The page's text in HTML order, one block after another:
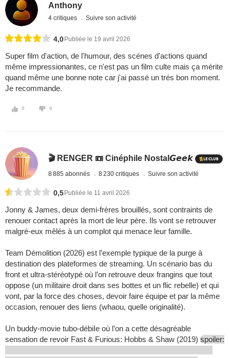
Anthony
4 critiques Suivre son activité
4,0 Publiée le 19 avril 2026
Super film d'action, de l'humour, des scénes d'actions quand
même impressionantes, ce n'est pas un film culte mais ça mérite
quand même une bonne note car j'ai passé un trés bon moment.
Je recommande.
0 0
🎬 RENGER 📼 Cinéphile Nostal𝙂𝙚𝙚𝙠
8 885 abonnés 8 230 critiques Suivre son activité
0,5 Publiée le 11 avril 2026
Jonny & James, deux demi-frères brouillés, sont contraints de
renouer contact après la mort de leur père. Ils vont se retrouver
malgré-eux mêlés à un complot qui menace leur famille.
Team Démolition (2026) est l’exemple typique de la purge à
destination des plateformes de streaming. Un scénario bas du
front et ultra-stéréotypé où l’on retrouve deux frangins que tout
oppose (un militaire droit dans ses bottes et un flic rebelle) et qui
vont, par la force des choses, devoir faire équipe et par la même
occasion, renouer des liens (whaou, quelle originalité).
Un buddy-movie tubo-débiIe où l’on a cette désagréable
sensation de revoir Fast & Furious: Hobbs & Shaw (2019) spoiler: